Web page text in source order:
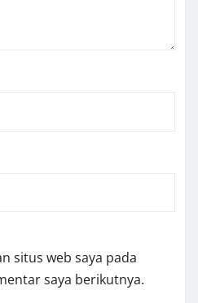
situs web saya pada
saya berikutnya.